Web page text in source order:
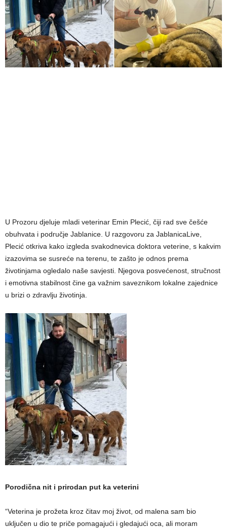
U Prozoru djeluje mladi veterinar Emin Plecić, čiji rad sve češće
obuhvata i područje Jablanice. U razgovoru za JablanicaLive,
Plecić otkriva kako izgleda svakodnevica doktora veterine, s kakvim
izazovima se susreće na terenu, te zašto je odnos prema
životinjama ogledalo naše savjesti. Njegova posvećenost, stručnost
i emotivna stabilnost čine ga važnim saveznikom lokalne zajednice
u brizi o zdravlju životinja.
Porodična nit i prirodan put ka veterini
“Veterina je prožeta kroz čitav moj život, od malena sam bio
uključen u dio te priče pomagajući i gledajući oca, ali moram